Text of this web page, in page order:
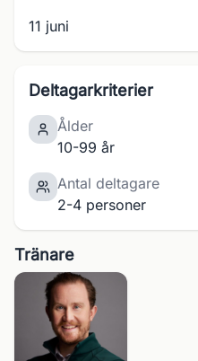
11 juni
Deltagarkriterier
Ålder
10-99 år
Antal deltagare
2-4 personer
Tränare